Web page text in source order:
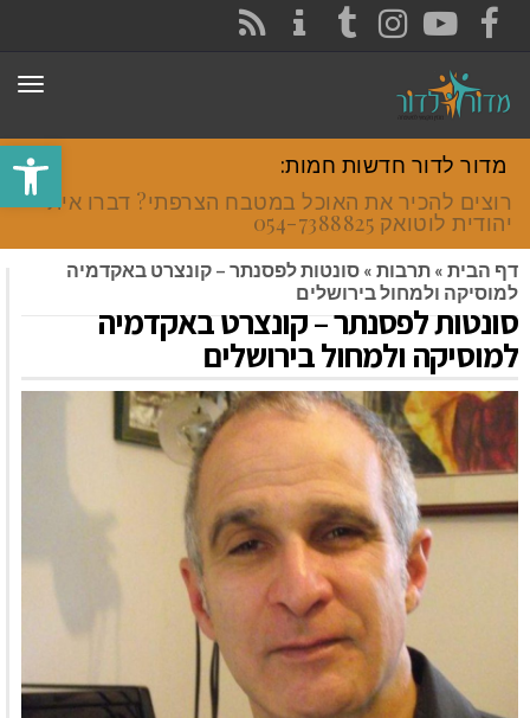
פתח
FACEBOOK
YOUTUBE
INSTAGRAM
TUMBLR
מדור לדור חדשות חמות:
רוצים להכיר את האוכל במטבח הצרפתי? דברו איתי
יהודית לוטואק 054-7388825.
דף הבית » תרבות » סונטות לפסנתר – קונצרט באקדמיה
למוסיקה ולמחול בירושלים
סונטות לפסנתר – קונצרט באקדמיה
למוסיקה ולמחול בירושלים